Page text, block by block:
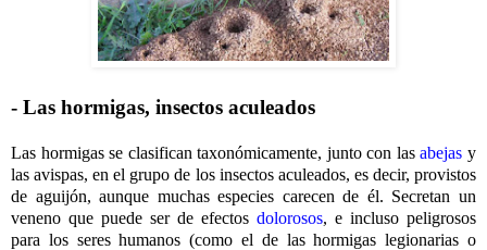
- Las hormigas, insectos aculeados
Las hormigas se clasifican taxonómicamente, junto con lasabejas y
las avispas, en el grupo de los insectos aculeados, es decir, provistos
de aguijón, aunque muchas especies carecen de él. Secretan un
veneno que puede ser de efectos dolorosos, e incluso peligrosos
para los seres humanos (como el de las hormigas legionarias o